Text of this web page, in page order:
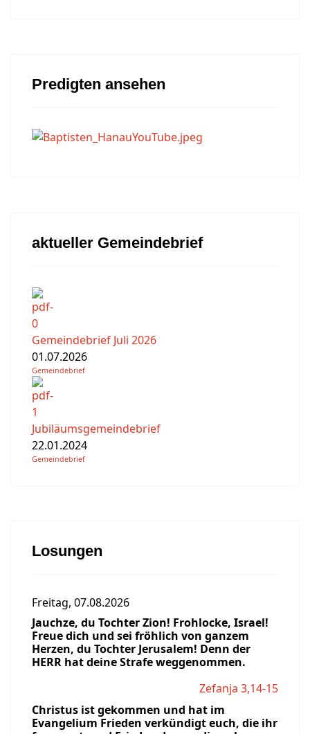
Predigten ansehen
aktueller Gemeindebrief
Gemeindebrief Juli 2026
01.07.2026
Gemeindebrief
Jubiläumsgemeindebrief
22.01.2024
Gemeindebrief
Losungen
Freitag, 07.08.2026
Jauchze, du Tochter Zion! Frohlocke, Israel!
Freue dich und sei fröhlich von ganzem
Herzen, du Tochter Jerusalem! Denn der
HERR hat deine Strafe weggenommen.
Zefanja 3,14-15
Christus ist gekommen und hat im
Evangelium Frieden verkündigt euch, die ihr